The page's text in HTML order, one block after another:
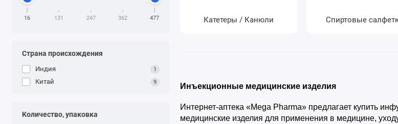
16 131 247 362 477
Cтрана происхождения
Индия 1
Китай 9
Количество, упаковка
Катетеры / Канюли Спиртовые
Инъекционные медицинские изделия
Интернет-аптека «Mega Pharma» предлагает купить
медицинские изделия для применения в медицине,